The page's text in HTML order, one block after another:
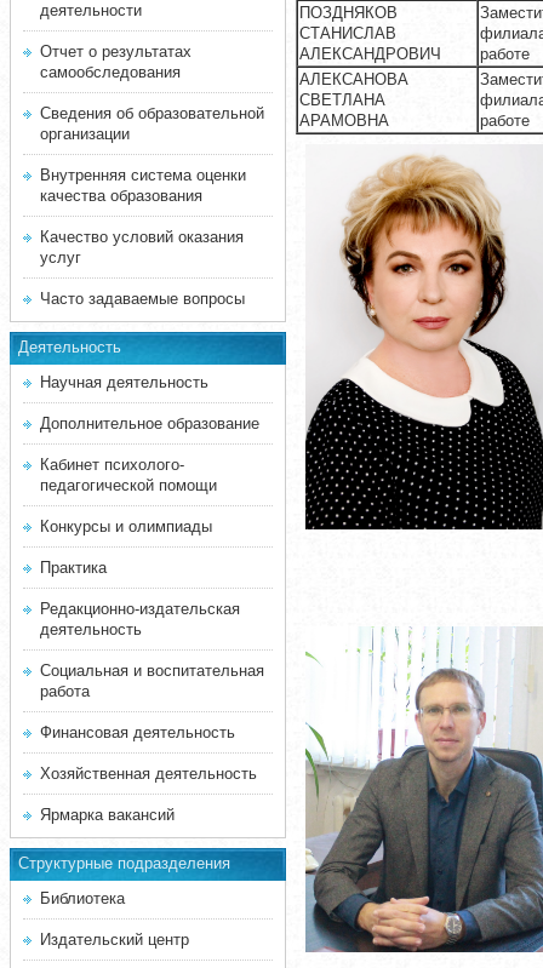
деятельности
Отчет о результатах
самообследования
Сведения об образовательной
организации
Внутренняя система оценки
качества образования
Качество условий оказания
услуг
Часто задаваемые вопросы
Деятельность
Научная деятельность
Дополнительное образование
Кабинет психолого-
педагогической помощи
Конкурсы и олимпиады
Практика
Редакционно-издательская
деятельность
Социальная и воспитательная
работа
Финансовая деятельность
Хозяйственная деятельность
Ярмарка вакансий
Структурные подразделения
Библиотека
Издательский центр
ПОЗДНЯКОВ
СТАНИСЛАВ
АЛЕКСАНДРОВИЧ
работе
АЛЕКСАНОВА
СВЕТЛАНА
АРАМОВНА
работе